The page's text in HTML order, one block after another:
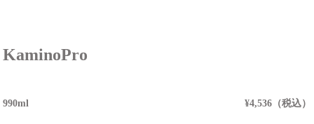
KaminoPro
990ml ¥4,536（税込）